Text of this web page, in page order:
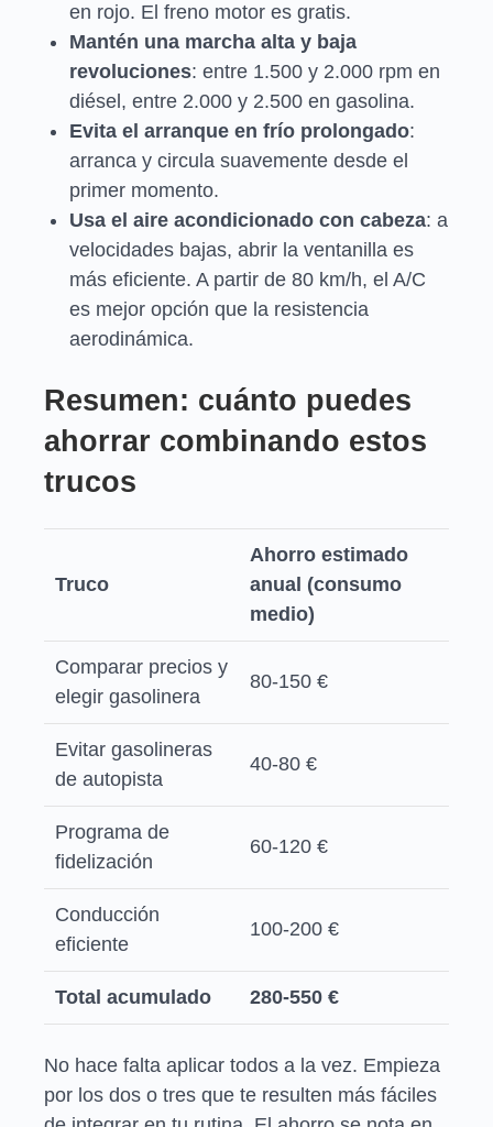
en rojo. El freno motor es gratis.
Mantén una marcha alta y baja
revoluciones: entre 1.500 y 2.000 rpm en
diésel, entre 2.000 y 2.500 en gasolina.
Evita el arranque en frío prolongado:
arranca y circula suavemente desde el
primer momento.
Usa el aire acondicionado con cabeza: a
velocidades bajas, abrir la ventanilla es
más eficiente. A partir de 80 km/h, el A/C
es mejor opción que la resistencia
aerodinámica.
Resumen: cuánto puedes
ahorrar combinando estos
trucos
Truco
Ahorro estimado
anual (consumo
medio)
Comparar precios y
elegir gasolinera
80-150 €
Evitar gasolineras
de autopista
40-80 €
Programa de
fidelización
60-120 €
Conducción
eficiente
100-200 €
Total acumulado 280-550 €
No hace falta aplicar todos a la vez. Empieza
por los dos o tres que te resulten más fáciles